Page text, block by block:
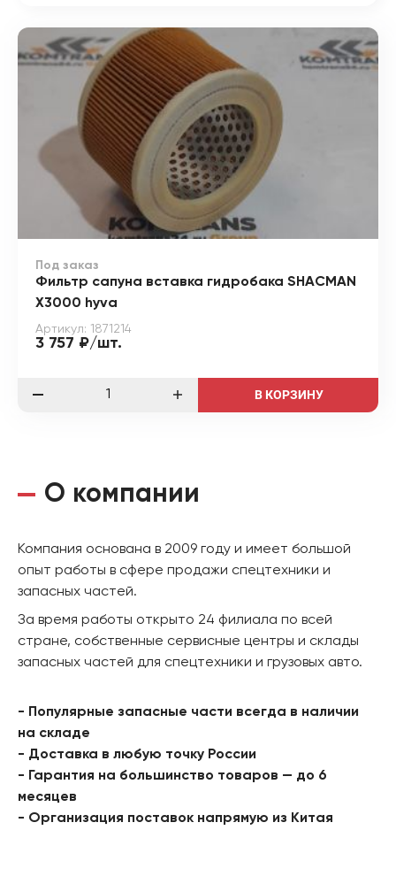
Под заказ
Фильтр сапуна вставка гидробака SHACMAN
X3000 hyva
Артикул: 1871214
3 757 ₽/шт.
В КОРЗИНУ
О компании
Компания основана в 2009 году и имеет большой
опыт работы в сфере продажи спецтехники и
запасных частей.
За время работы открыто 24 филиала по всей
стране, собственные сервисные центры и склады
запасных частей для спецтехники и грузовых авто.
- Популярные запасные части всегда в наличии
на складе
- Доставка в любую точку России
- Гарантия на большинство товаров — до 6
месяцев
- Организация поставок напрямую из Китая